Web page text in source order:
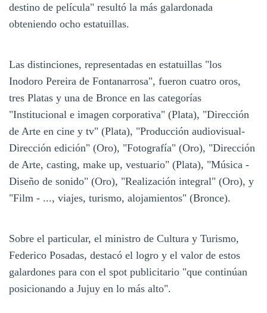
destino de película" resultó la más galardonada
obteniendo ocho estatuillas.
Las distinciones, representadas en estatuillas "los
Inodoro Pereira de Fontanarrosa", fueron cuatro oros,
tres Platas y una de Bronce en las categorías
"Institucional e imagen corporativa" (Plata), "Dirección
de Arte en cine y tv" (Plata), "Producción audiovisual-
Dirección edición" (Oro), "Fotografía" (Oro), "Dirección
de Arte, casting, make up, vestuario" (Plata), "Música -
Diseño de sonido" (Oro), "Realización integral" (Oro), y
"Film - ..., viajes, turismo, alojamientos" (Bronce).
Sobre el particular, el ministro de Cultura y Turismo,
Federico Posadas, destacó el logro y el valor de estos
galardones para con el spot publicitario "que continúan
posicionando a Jujuy en lo más alto".